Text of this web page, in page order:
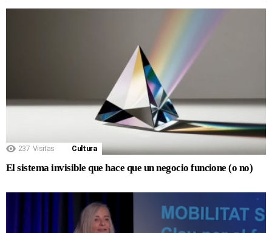
237 Visitas Cultura
El sistema invisible que hace que un negocio funcione (o no)